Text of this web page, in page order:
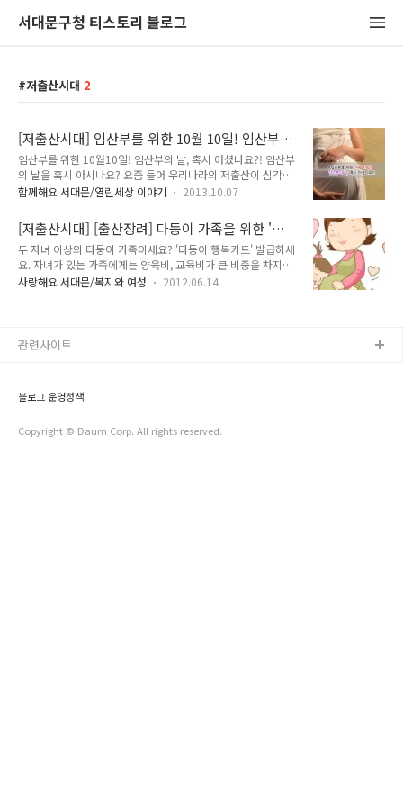
서대문구청 티스토리 블로그
저출산시대 2
[저출산시대] 임산부를 위한 10월 10일! 임산부의
날, 혹시 아셨나요?!
임산부를 위한 10월10일! 임산부의 날, 혹시 아셨나요?! 임산부
의 날을 혹시 아시나요? 요즘 들어 우리나라의 저출산이 심각한
사회문제로 대두되면서 출산을 장려하고 임산부를 배려하기 위
제정한 날이라고 합니다. TONG과 함께 더 자세히 알아볼까요?
풍요와 수확을 상징하는 10월과 임신기간 10개월을 의미하는
이날은 임신과 출산을 사회적으로 배려하고 출산, 양육의 어려움
을 해결하자는 취지로 제정되었습니다. 하나. 임신과 출산을 위
해 5계명을 지켜주세요 (임신과 출산을 앞둔 모든 여성은 다음의
함께해요 서대문/열린세상 이야기 2013.10.07
[저출산시대] [출산장려] 다둥이 가족을 위한 '다
둥이 행복카드'
두 자녀 이상의 다둥이 가족이세요? '다둥이 행복카드' 발급하세
요. 자녀가 있는 가족에게는 양육비, 교육비가 큰 비중을 차지하
고 그 부담도 큽니다.특히 자녀가 많은 가족이라면 그 부담은 더
택과 각종 문화생활을 지원하여 저출산 시대에 가족 친화적인 출
이렇게 세가지 종류가 있답니다.이 카드를 발급하고 사용하면 여
사랑해요 서대문/복지와 여성 2012.06.14
블로그 운영정책
Copyright © Daum Corp. All rights reserved.
관련사이트